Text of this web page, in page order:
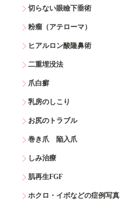
切らない眼瞼下垂術
粉瘤（アテローマ）
ヒアルロン酸隆鼻術
二重埋没法
爪白癬
乳房のしこり
お尻のトラブル
巻き爪 陥入爪
しみ治療
肌再生FGF
ホクロ・イボなどの症例写真